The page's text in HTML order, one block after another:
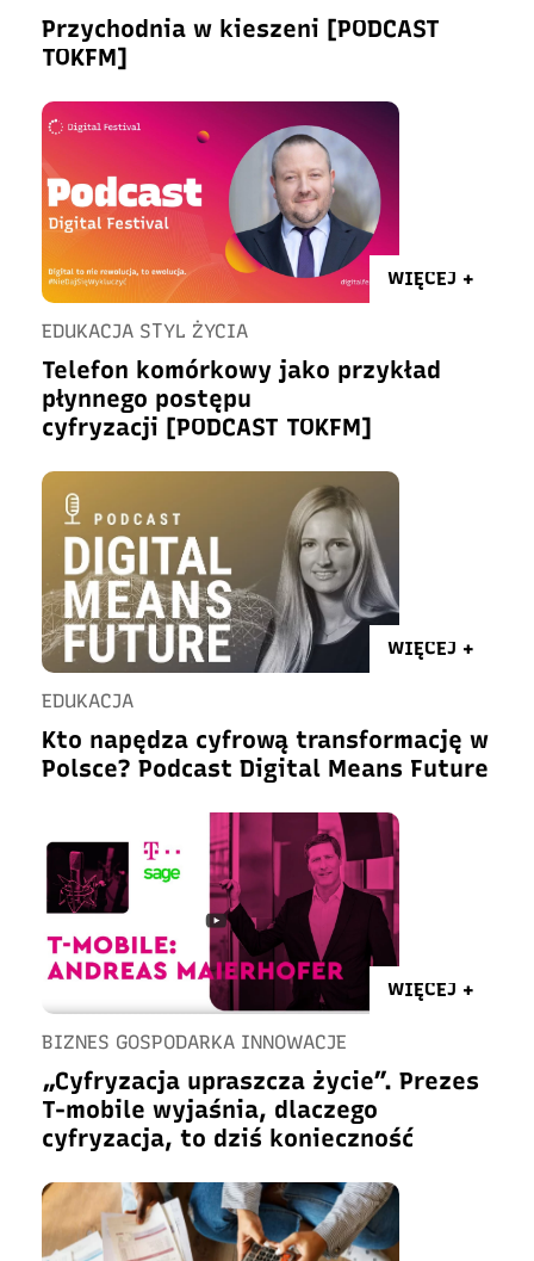
Przychodnia w kieszeni [PODCAST
TOKFM]
WIĘCEJ +
EDUKACJA STYL ŻYCIA
Telefon komórkowy jako przykład
płynnego postępu
cyfryzacji [PODCAST TOKFM]
WIĘCEJ +
EDUKACJA
Kto napędza cyfrową transformację w
Polsce? Podcast Digital Means Future
WIĘCEJ +
BIZNES GOSPODARKA INNOWACJE
„Cyfryzacja upraszcza życie”. Prezes
T-mobile wyjaśnia, dlaczego
cyfryzacja, to dziś konieczność